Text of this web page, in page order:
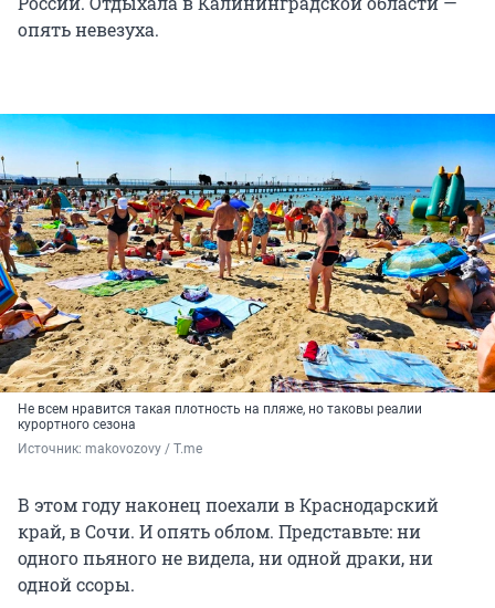
опять невезуха.
Не всем нравится такая плотность на пляже, но таковы реалии
курортного сезона
Источник: makovozovy / Т.me
В этом году наконец поехали в Краснодарский
край, в Сочи. И опять облом. Представьте: ни
одного пьяного не видела, ни одной драки, ни
одной ссоры.